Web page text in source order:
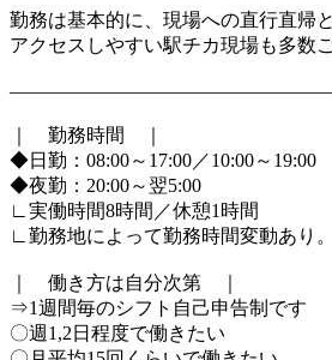
勤務は基本的に、現場への直行直帰
アクセスしやすい駅チカ現場も多数
｜ 勤務時間 ｜
◆日勤：08:00～17:00／10:00～19:00
◆夜勤：20:00～翌5:00
∟実働時間8時間／休憩1時間
∟勤務地によって勤務時間変動あり。
｜ 働き方は自分次第 ｜
⇒1週間毎のシフト自己申告制です
〇週1,2日程度で働きたい